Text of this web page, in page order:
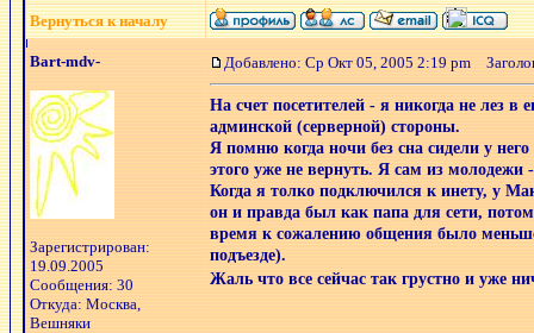
Вернуться к началу
Bart-mdv-
Зарегистрирован:
19.09.2005
Сообщения: 30
Откуда: Москва,
Вешняки
Добавлено: Ср Окт 05, 2005 2:19 pm
На счет посетителей - я никогда не лез в
админской (серверной) стороны.
Я помню когда ночи без сна сидели у
этого уже не вернуть. Я сам из
Когда я толко подключился к инету, у
он и правда был как папа для сети,
время к сожалению общения было
подъезде).
Жаль что все сейчас так грустно и уже